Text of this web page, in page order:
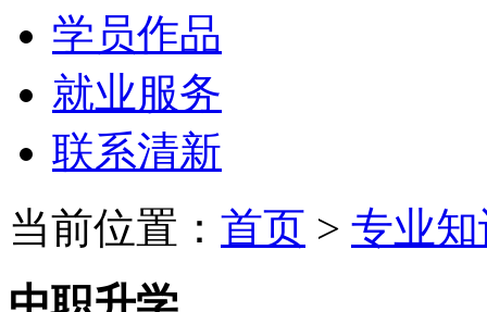
学员作品
就业服务
联系清新
当前位置： 首页 > 专业